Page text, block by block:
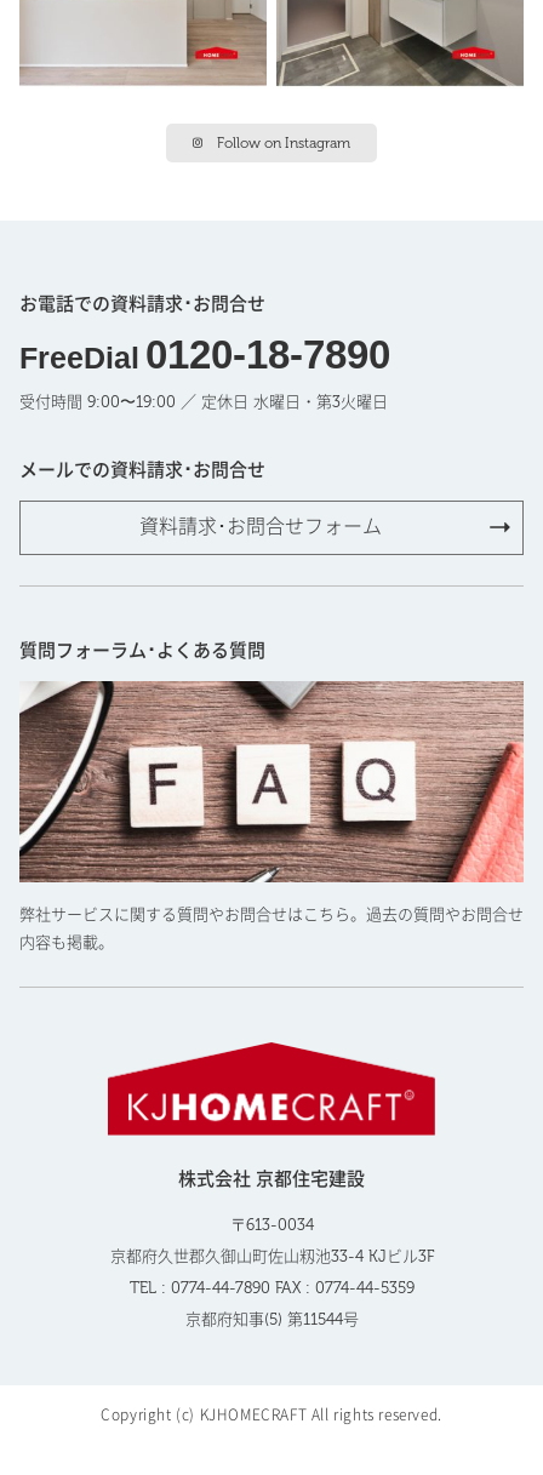
Follow on Instagram
お電話での資料請求･お問合せ
FreeDial 0120-18-7890
受付時間 9:00〜19:00 ／ 定休日 水曜日・第3火曜日
メールでの資料請求･お問合せ
資料請求･お問合せフォーム
質問フォーラム･よくある質問
弊社サービスに関する質問やお問合せはこちら。過去の質問やお問合せ
内容も掲載。
株式会社 京都住宅建設
〒613-0034
京都府久世郡久御山町佐山籾池33-4 KJビル3F
TEL : 0774-44-7890 FAX : 0774-44-5359
京都府知事(5) 第11544号
Copyright (c) KJHOMECRAFT All rights reserved.